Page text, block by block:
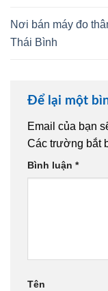
Nơi bán máy đo
Thái Bình
Để lại một
Email của bạn
Các trường bắt
Bình luận *
Tên